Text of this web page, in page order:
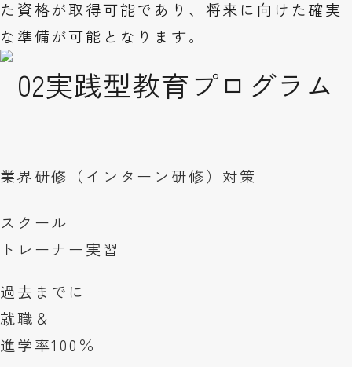
た資格が取得可能であり、将来に向けた確実
な準備が可能となります。
02実践型教育プログラム
業界研修（インターン研修）対策
スクール
トレーナー実習
過去までに
就職＆
進学率100 ％